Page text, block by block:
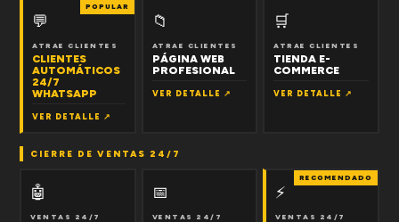
POPULAR
💬
ATRAE CLIENTES
CLIENTES
AUTOMÁTICOS
24/7
WHATSAPP
VER DETALLE ↗
📁
ATRAE CLIENTES
PÁGINA WEB
PROFESIONAL
VER DETALLE ↗
🛒
ATRAE CLIENTES
TIENDA E-
COMMERCE
VER DETALLE ↗
CIERRE DE VENTAS 24/7
🤖
VENTAS 24/7
📅
VENTAS 24/7
RECOMENDADO
⚡
VENTAS 24/7